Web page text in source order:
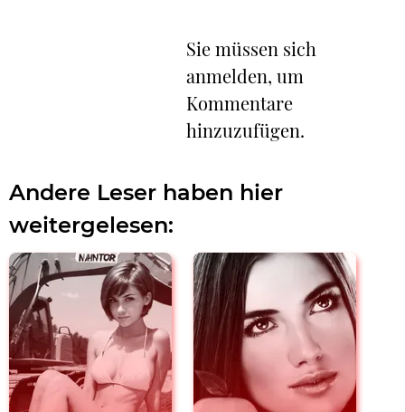
Sie müssen sich
anmelden, um
Kommentare
hinzuzufügen.
Andere Leser haben hier
weitergelesen: